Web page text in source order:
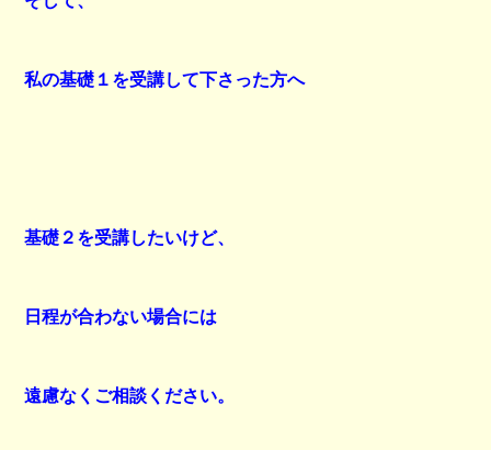
私の基礎１を受講して下さった方へ
基礎２を受講したいけど、
日程が合わない場合には
遠慮なくご相談ください。